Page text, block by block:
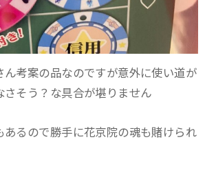
ん考案の品なのですが意外に使い道が
さそう？な具合が堪りません
あるので勝手に花京院の魂も賭けられ